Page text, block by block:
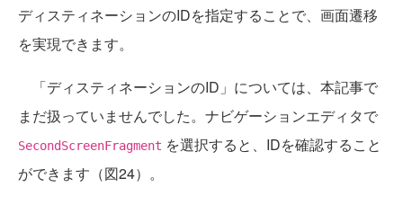
ディスティネーションのIDを指定することで、画面遷移
を実現できます。
「ディスティネーションのID」については、本記事で
まだ扱っていませんでした。ナビゲーションエディタで
SecondScreenFragment を選択すると、IDを確認すること
ができます（図24）。